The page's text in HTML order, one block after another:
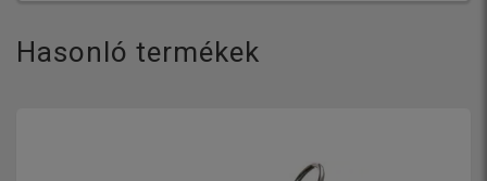
Hasonló termékek